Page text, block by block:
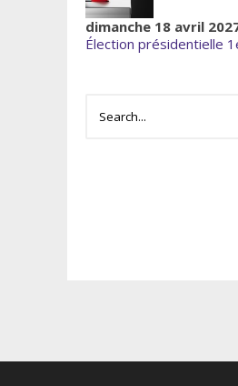
dimanche 18 avril
Élection présidentielle